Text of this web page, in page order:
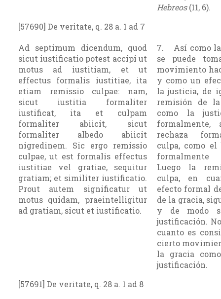
Hebreos(11, 6).
[57690] De veritate, q. 28 a. 1 ad 7
Ad septimum dicendum, quod
sicut iustificatio potest accipi ut
motus ad iustitiam, et ut
effectus formalis iustitiae, ita
etiam remissio culpae: nam,
sicut iustitia formaliter
iustificat, ita et culpam
formaliter abiicit, sicut
formaliter albedo abiicit
nigredinem. Sic ergo remissio
culpae, ut est formalis effectus
iustitiae vel gratiae, sequitur
gratiam; et similiter iustificatio.
Prout autem significatur ut
motus quidam, praeintelligitur
ad gratiam, sicut et iustificatio.
7. Así como
se puede
movimiento
y como un
la justicia, de
remisión de
como la
formalmente,
rechaza
culpa, como
formalmente
Luego la
culpa, en
efecto formal
de la gracia,
y de modo
justificación.
cuanto es
cierto
la gracia
justifica­ción.
[57691] De veritate, q. 28 a. 1 ad 8